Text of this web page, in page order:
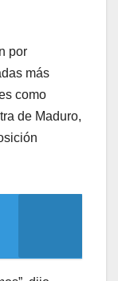
por
más
como
de Maduro,